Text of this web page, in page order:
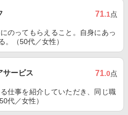
71.1点
のってもらえること。自身にあっ
。（50代／女性）
サービス 71.0点
仕事を紹介していただき、同じ職
代／女性）